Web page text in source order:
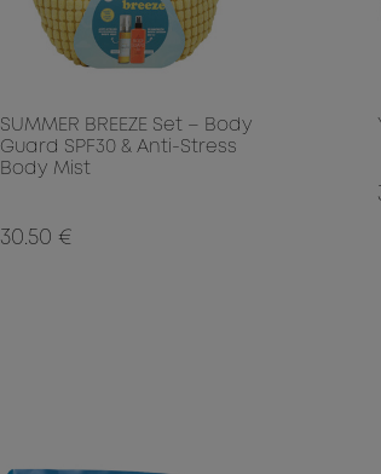
SUMMER BREEZE Set – Body
Guard SPF30 & Anti-Stress
Body Mist
30.50 €